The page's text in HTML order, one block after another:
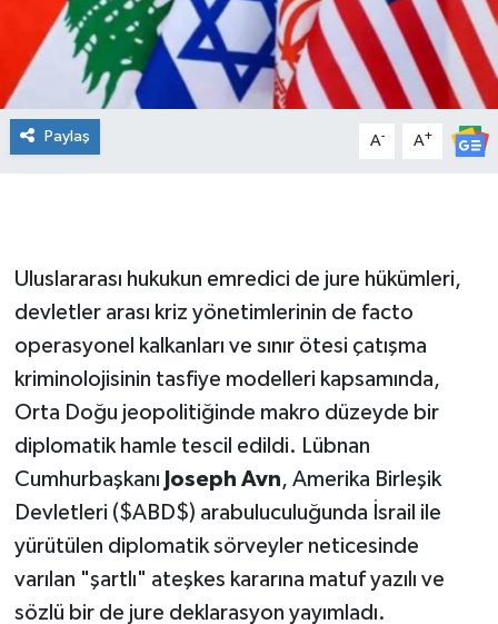
Paylaş A- A+
Uluslararası hukukun emredici de jure hükümleri,
devletler arası kriz yönetimlerinin de facto
operasyonel kalkanları ve sınır ötesi çatışma
kriminolojisinin tasfiye modelleri kapsamında,
Orta Doğu jeopolitiğinde makro düzeyde bir
diplomatik hamle tescil edildi. Lübnan
Cumhurbaşkanı Joseph Avn, Amerika Birleşik
Devletleri ($ABD$) arabuluculuğunda İsrail ile
yürütülen diplomatik sörveyler neticesinde
varılan "şartlı" ateşkes kararına matuf yazılı ve
sözlü bir de jure deklarasyon yayımladı.